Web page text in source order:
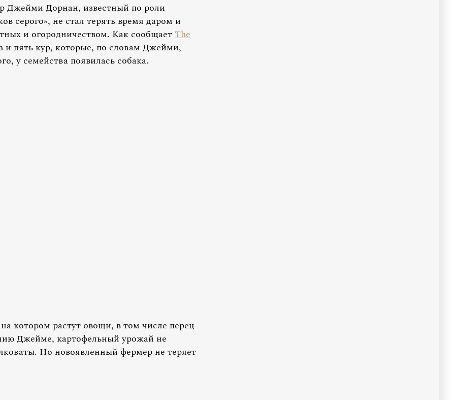
Джейми Дорнан, известный по роли
серого», не стал терять время даром и
и огородничеством. Как сообщаетThe
и пять кур, которые, по словам Джейми,
у семейства появилась собака.
котором растут овощи, в том числе перец
Джейме, картофельный урожай не
Но новоявленный фермер не теряет